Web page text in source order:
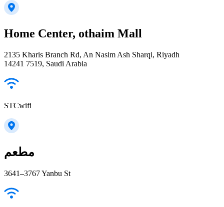
Home Center, othaim Mall
2135 Kharis Branch Rd, An Nasim Ash Sharqi, Riyadh
14241 7519, Saudi Arabia
STCwifi
مطعم
3641–3767 Yanbu St